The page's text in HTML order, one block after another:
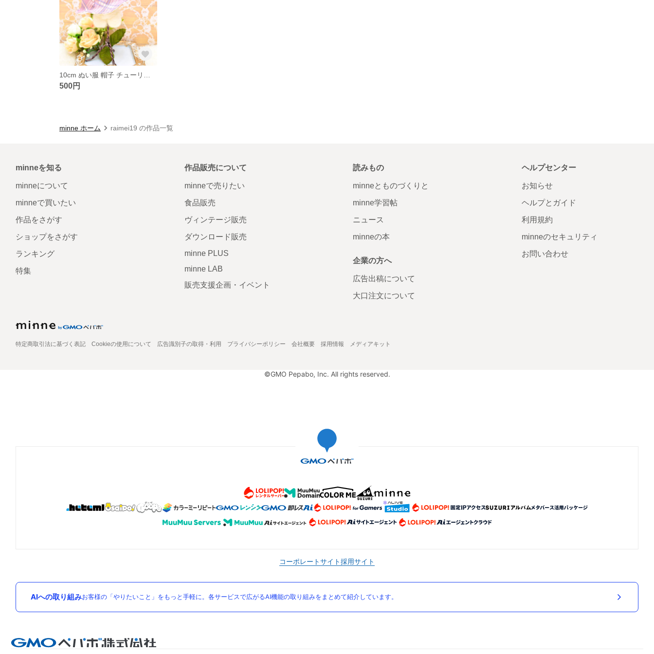
500円
minne ホーム raimei19 の作品一覧
minneを知る
minneについて
minneで買いたい
作品をさがす
ショップをさがす
ランキング
特集
作品販売について
minneで売りたい
食品販売
ヴィンテージ販売
ダウンロード販売
minne PLUS
minne LAB
販売支援企画・イベント
読みもの
minneとものづくりと
minne学習帖
ニュース
minneの本
企業の方へ
広告出稿について
大口注文について
ヘルプセンター
お知らせ
ヘルプとガイド
利用規約
minneのセキュリティ
お問い合わせ
特定商取引法に基づく表記 Cookieの使用について 広告識別子の取得・利用 プライバシーポリシー 会社概要 採用情報 メディアキット
©GMO Pepabo, Inc. All rights reserved.
コーポレートサイト採用サイト
AIへの取り組みお客様の「やりたいこと」をもっと手軽に。各サービスで広がるAI機能の取り組みをまとめて紹介しています。